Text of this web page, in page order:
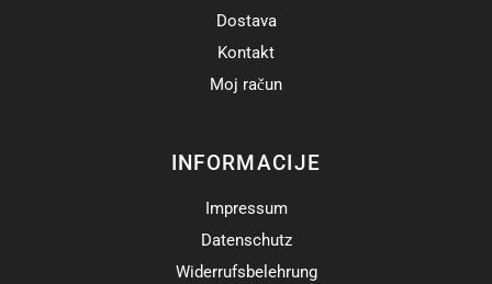
Dostava
Kontakt
Moj račun
INFORMACIJE
Impressum
Datenschutz
Widerrufsbelehrung